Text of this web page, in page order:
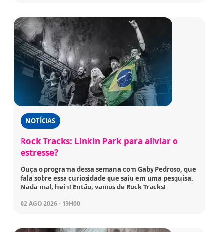
NOTÍCIAS
Rock Tracks: Linkin Park para aliviar o
estresse?
Ouça o programa dessa semana com Gaby Pedroso, que
fala sobre essa curiosidade que saiu em uma pesquisa.
Nada mal, hein! Então, vamos de Rock Tracks!
02 AGO 2026 - 19H00